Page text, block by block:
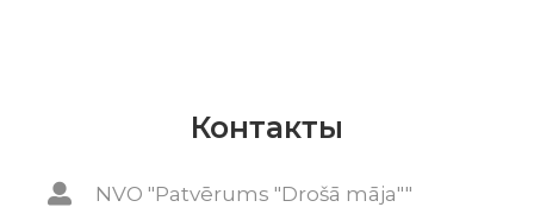
Контакты
NVO "Patvērums "Drošā māja""